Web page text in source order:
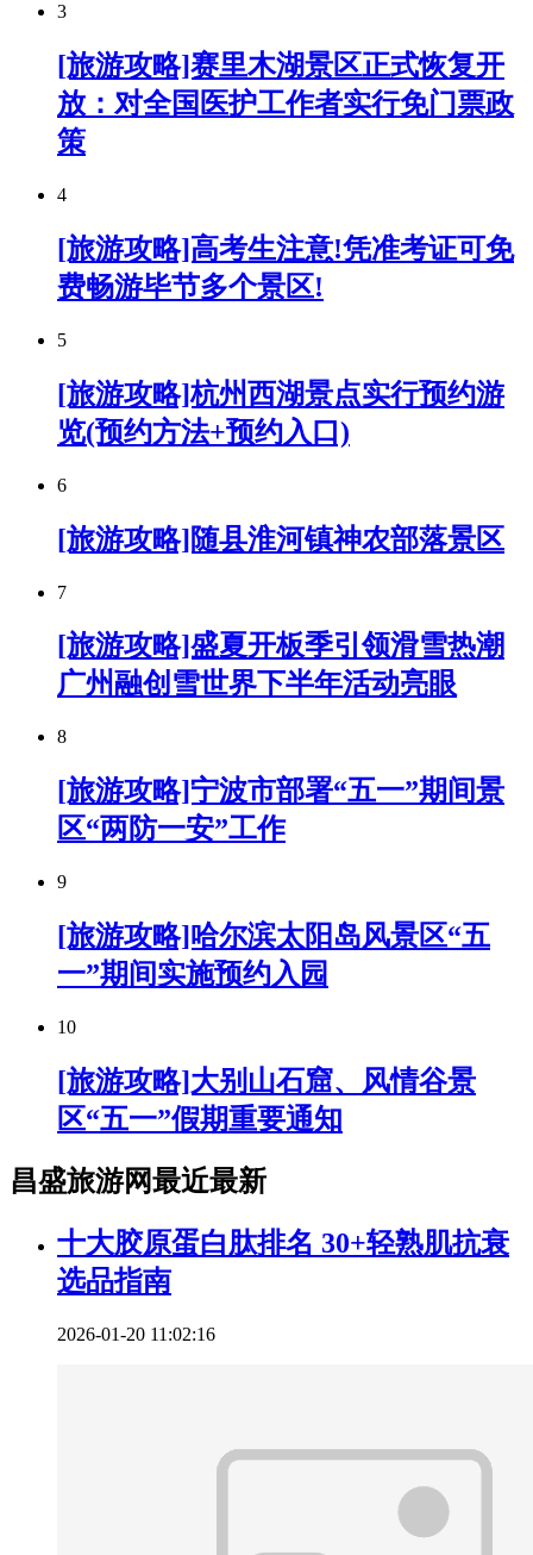
3
[旅游攻略]赛里木湖景区正式恢复开
放：对全国医护工作者实行免门票政
策
4
[旅游攻略]高考生注意!凭准考证可免
费畅游毕节多个景区!
5
[旅游攻略]杭州西湖景点实行预约游
览(预约方法+预约入口)
6
[旅游攻略]随县淮河镇神农部落景区
7
[旅游攻略]盛夏开板季引领滑雪热潮
广州融创雪世界下半年活动亮眼
8
[旅游攻略]宁波市部署“五一”期间景
区“两防一安”工作
9
[旅游攻略]哈尔滨太阳岛风景区“五
一”期间实施预约入园
10
[旅游攻略]大别山石窟、风情谷景
区“五一”假期重要通知
昌盛旅游网最近最新
十大胶原蛋白肽排名 30+轻熟肌抗衰
选品指南
2026-01-20 11:02:16